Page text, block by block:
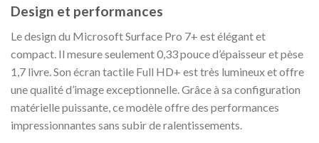
Design et performances
Le design du Microsoft Surface Pro 7+ est élégant et
compact. Il mesure seulement 0,33 pouce d’épaisseur et pèse
1,7 livre. Son écran tactile Full HD+ est très lumineux et offre
une qualité d’image exceptionnelle. Grâce à sa configuration
matérielle puissante, ce modèle offre des performances
impressionnantes sans subir de ralentissements.